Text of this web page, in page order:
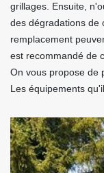
grillages. Ensuite,
des dégradations de
remplacement
est recommandé de
On vous propose de
Les équipements